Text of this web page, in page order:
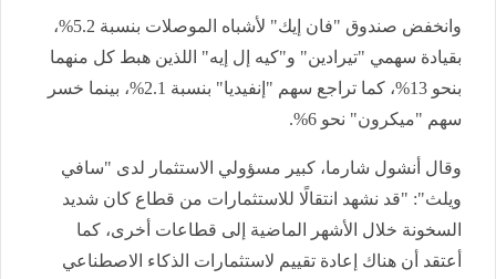
وانخفض صندوق "فان إيك" لأشباه الموصلات بنسبة 5.2%،
بقيادة سهمي "تيرادين" و"كيه إل إيه" اللذين هبط كل منهما
بنحو 13%، كما تراجع سهم "إنفيديا" بنسبة 2.1%، بينما خسر
سهم "ميكرون" نحو 6%.
وقال أنشول شارما، كبير مسؤولي الاستثمار لدى "سافي
ويلث": "قد نشهد انتقالًا للاستثمارات من قطاع كان شديد
السخونة خلال الأشهر الماضية إلى قطاعات أخرى، كما
أعتقد أن هناك إعادة تقييم لاستثمارات الذكاء الاصطناعي